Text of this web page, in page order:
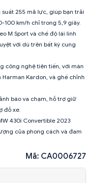
255 mã lực, giúp bạn trải
km/h chỉ trong 5,9 giây.
M Sport và chế độ lái linh
vời dù trên bất kỳ cung
công nghệ tiên tiến, với màn
Kardon, và ghế chỉnh
báo va chạm, hỗ trợ giữ
đỗ xe.
430i Convertible 2023
của phong cách và đam
Mã: CA0006727